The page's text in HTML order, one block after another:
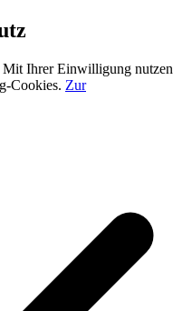
Ihrer Einwilligung nutzen
Cookies. Zur